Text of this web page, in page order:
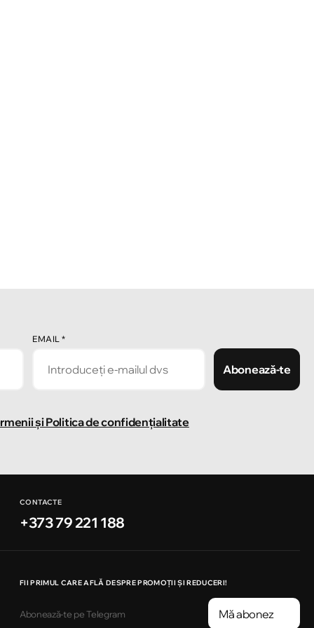
EMAIL*
Abonează-te
și Politica de confidențialitate
CONTACTE
+373 79 221 188
FII PRIMUL CARE AFLĂ DESPRE PROMOȚII ȘI REDUCERI!
Abonează-te pe Telegram Mă abonez